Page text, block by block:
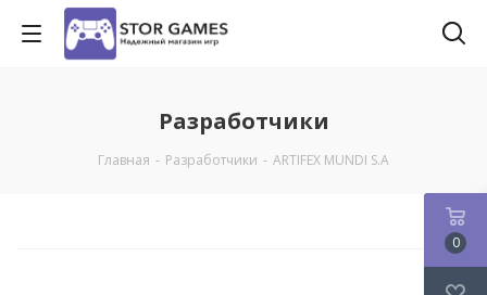
Разработчики
Главная - Разработчики - ARTIFEX MUNDI S.A
0